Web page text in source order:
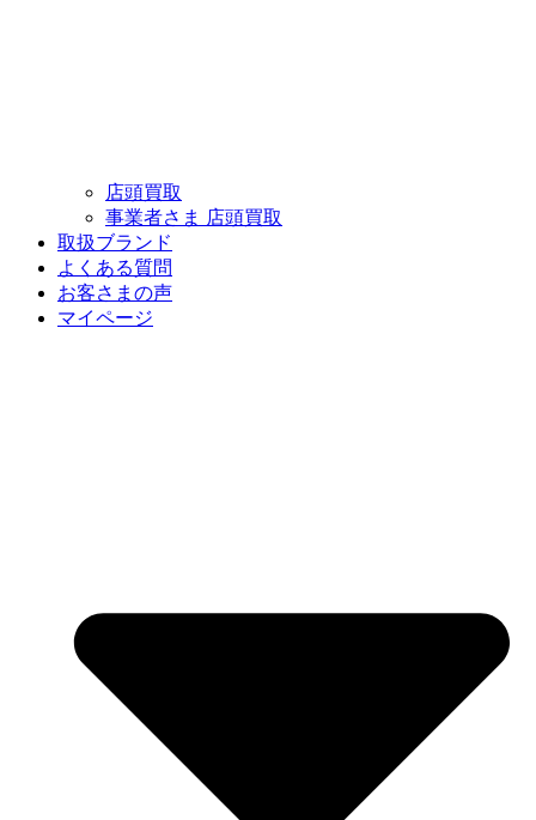
店頭買取
事業者さま 店頭買取
取扱ブランド
よくある質問
お客さまの声
マイページ